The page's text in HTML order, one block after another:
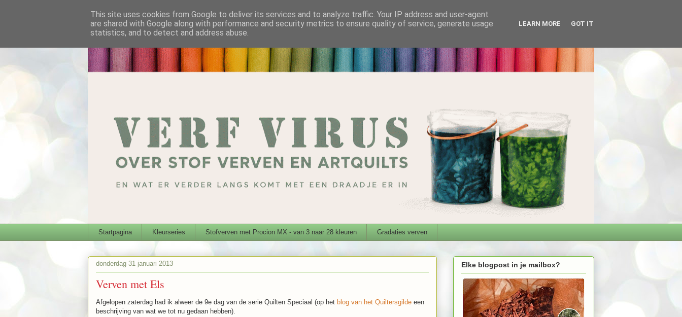
Startpagina Kleurseries Stofverven met Procion MX - van 3 naar 28 kleuren Gradaties verven
donderdag 31 januari 2013
Verven met Els
Afgelopen zaterdag had ik alweer de 9e dag van de serie Quilten Speciaal (op het blog van het Quiltersgilde een
beschrijving van wat we tot nu gedaan hebben).
Elke blogpost in je mailbox?
This site uses cookies from Google to deliver its services and to analyze traffic. Your IP address and user-agent
are shared with Google along with performance and security metrics to ensure quality of service, generate usage
statistics, and to detect and address abuse.
LEARN MORE GOT IT